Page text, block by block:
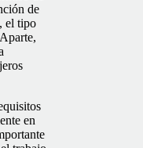
de
el tipo
en